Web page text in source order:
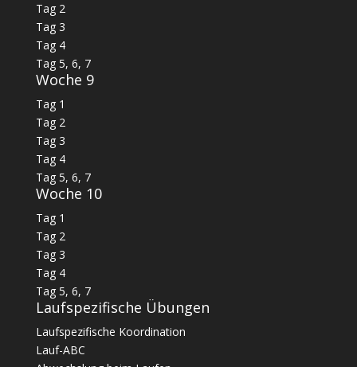
Tag 2
Tag 3
Tag 4
Tag 5, 6, 7
Woche 9
Tag 1
Tag 2
Tag 3
Tag 4
Tag 5, 6, 7
Woche 10
Tag 1
Tag 2
Tag 3
Tag 4
Tag 5, 6, 7
Laufspezifische Übungen
Laufspezifische Koordination
Lauf-ABC